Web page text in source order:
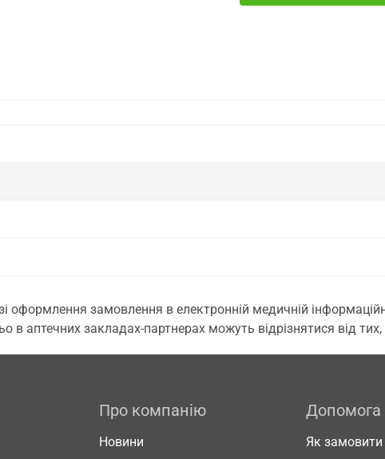
оформлення замовлення в електронній медичній
в аптечних закладах-партнерах можуть відрізнятися від
Про компанію
Новини
Допомога
Як замовити